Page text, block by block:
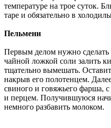
температуре на трое суток.
таре и обязательно в
Пельмени
Первым делом нужно сделать
чайной ложкой соли залить
тщательно вымешать.
накрыв его полотенцем.
свиного и говяжьего фарша,
и перцем. Получившуюся
немного разбавить молоком.